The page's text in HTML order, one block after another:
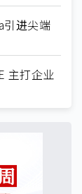
引进尖端
主打企业